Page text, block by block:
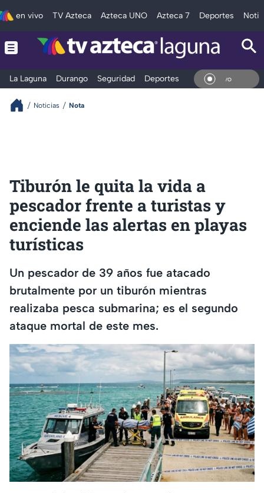
en vivo TV Azteca Azteca UNO Azteca 7 Deportes
La Laguna Durango Seguridad Deportes Entretenimiento En
Noticias Nota
Tiburón le quita la vida a
pescador frente a turistas y
enciende las alertas en playas
turísticas
Un pescador de 39 años fue atacado
brutalmente por un tiburón mientras
realizaba pesca submarina; es el segundo
ataque mortal de este mes.